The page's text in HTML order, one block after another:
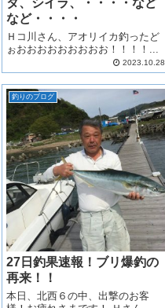
タ、シイラ、・・・・など
など・・・・
Ｈコ川さん、アオリイカ釣ったど
ぉおおおおおおおおお！！！！...
2023.10.28
釣りのブログ
27日釣果速報！ブリ爆釣の
再来！！
本日、北西６の中、出撃のお客